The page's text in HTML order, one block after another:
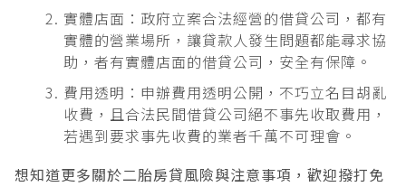
實體店面：政府立案合法經營的借貸公司，都有
實體的營業場所，讓貸款人發生問題都能尋求協
助，者有實體店面的借貸公司，安全有保障。
費用透明：申辦費用透明公開，不巧立名目胡亂
收費，且合法民間借貸公司絕不事先收取費用，
若遇到要求事先收費的業者千萬不可理會。
想知道更多關於二胎房貸風險與注意事項，歡迎撥打免